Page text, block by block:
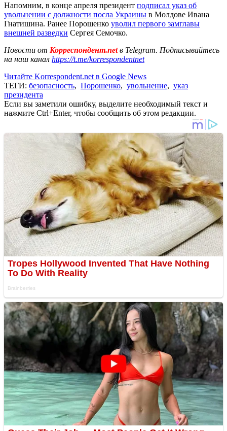
Напомним, в конце апреля президент подписал указ об
увольнении с должности посла Украины в Молдове Ивана
Гнатишина. Ранее Порошенко уволил первого замглавы
внешней разведки Сергея Семочко.
Новости от Корреспондент.netв Telegram. Подписывайтесь
на наш канал https://t.me/korrespondentnet
Читайте Korrespondent.net в Google News
ТЕГИ: безопасность, Порошенко, увольнение, указ
президента
Если вы заметили ошибку, выделите необходимый текст и
нажмите Ctrl+Enter, чтобы сообщить об этом редакции.